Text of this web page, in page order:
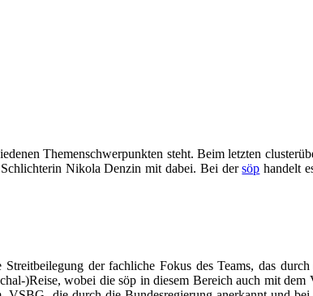
Themenschwerpunkten steht. Beim letzten
Schlichterin Nikola Denzin mit dabei. Bei dersöp handelt
der fachliche Fokus des Teams, das
)Reise, wobei die söp in diesem Bereich auch mit